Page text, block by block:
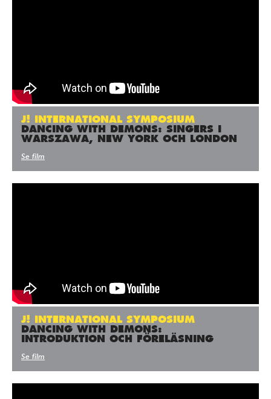
J! INTERNATIONAL SYMPOSIUM
DANCING WITH DEMONS: SINGERS I
WARSZAWA, NEW YORK OCH LONDON
Se film
J! INTERNATIONAL SYMPOSIUM
DANCING WITH DEMONS:
INTRODUKTION OCH FÖRELÄSNING
Se film